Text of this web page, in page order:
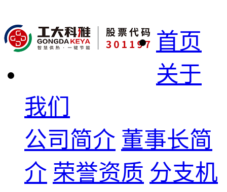
首页
关于
我们
公司简介 董事长简
介 荣誉资质 分支机